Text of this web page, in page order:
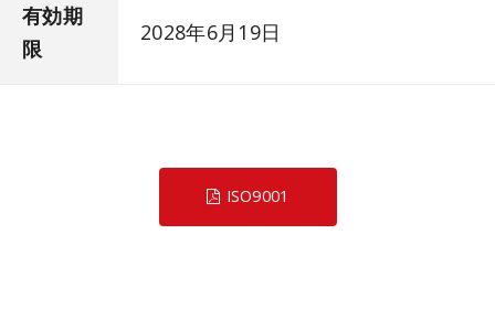
有効期
限
2028年6月19日
ISO9001